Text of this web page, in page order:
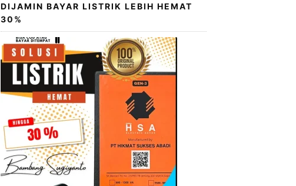
DIJAMIN BAYAR LISTRIK LEBIH HEMAT
30%